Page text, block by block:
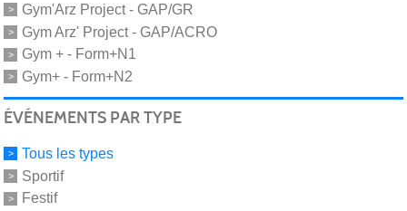
Gym'Arz Project - GAP/GR
Gym Arz' Project - GAP/ACRO
Gym + - Form+N1
Gym+ - Form+N2
ÉVÉNEMENTS PAR TYPE
Tous les types
Sportif
Festif